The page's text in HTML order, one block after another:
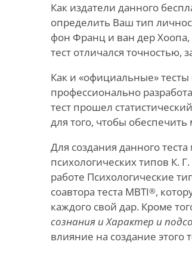
Как издатели данного
определить Ваш тип
фон Франц и ван дер
тест отличался точностью,
Как и «официальные»
профессионально
тест прошел
для того, чтобы
Для создания данного
психологических типов К.
работе Психологические
соавтора теста MBTI®,
каждого свой дар. Кроме
сознания и Характер и
влияние на создание этого